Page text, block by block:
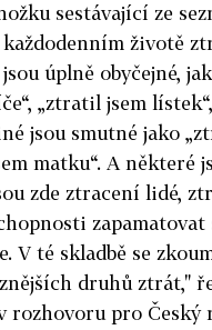
sestávající ze
životě
úplně obyčejné,
„ztratil jsem
jsou smutné jako
matku“. A některé
zde ztracení lidé,
zapamatovat
V té skladbě se
druhů ztrát,"
rozhovoru pro Český